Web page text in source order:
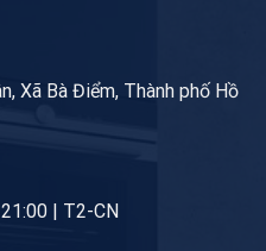
Xã Bà Điểm, Thành phố Hồ
| T2-CN